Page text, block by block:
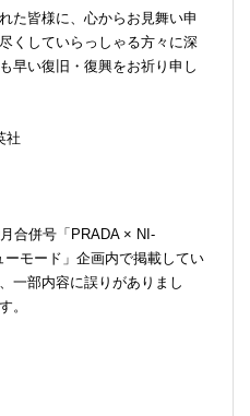
た皆様に、心からお見舞い申
くしていらっしゃる方々に深
早い復旧・復興をお祈り申し
社
合併号「PRADA × NI-
モード」企画内で掲載してい
一部内容に誤りがありまし
。